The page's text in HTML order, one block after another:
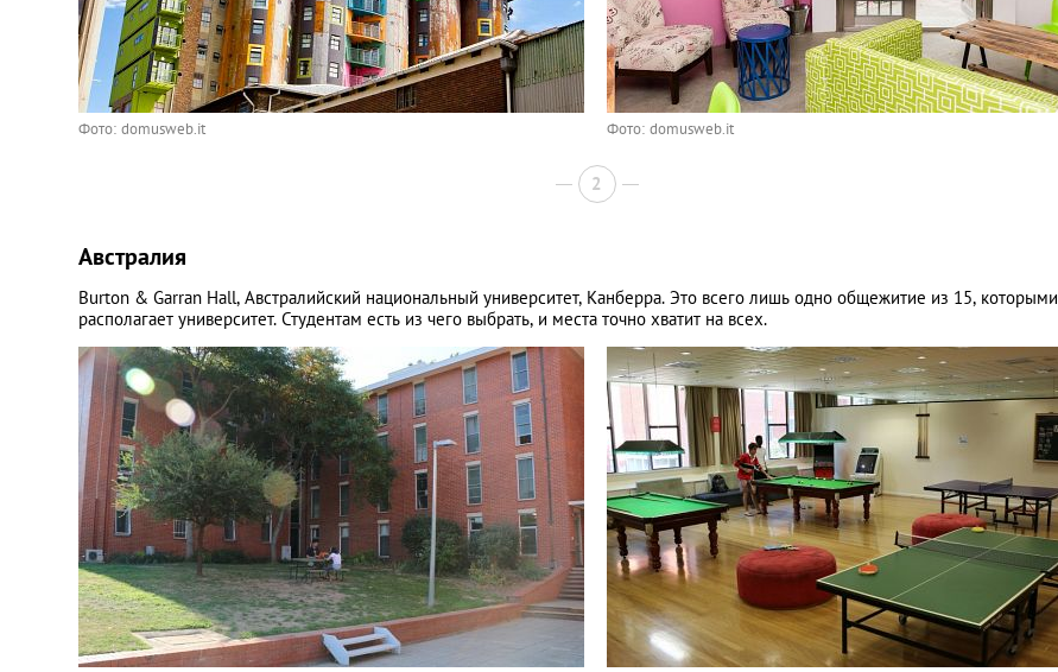
Фото: domusweb.it Фото: domusweb.it
2
Австралия
Burton & Garran Hall, Австралийский национальный университет, Канберра. Это всего лишь одно общежитие из 15, которыми
располагает университет. Студентам есть из чего выбрать, и места точно хватит на всех.